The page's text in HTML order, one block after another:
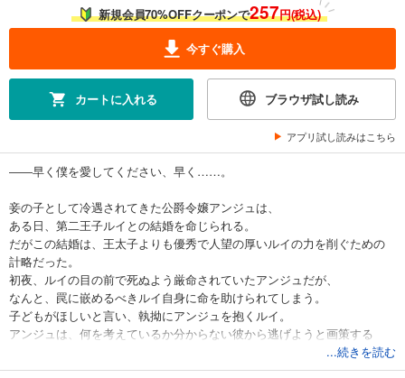
新規会員70%OFFクーポンで257円(税込)
今すぐ購入
カートに入れる ブラウザ試し読み
アプリ試し読みはこちら
――早く僕を愛してください、早く……。
妾の子として冷遇されてきた公爵令嬢アンジュは、
ある日、第二王子ルイとの結婚を命じられる。
だがこの結婚は、王太子よりも優秀で人望の厚いルイの力を削ぐための
計略だった。
初夜、ルイの目の前で死ぬよう厳命されていたアンジュだが、
なんと、罠に嵌めるべきルイ自身に命を助けられてしまう。
子どもがほしいと言い、執拗にアンジュを抱くルイ。
アンジュは、何を考えているか分からない彼から逃げようと画策する
...続きを読む